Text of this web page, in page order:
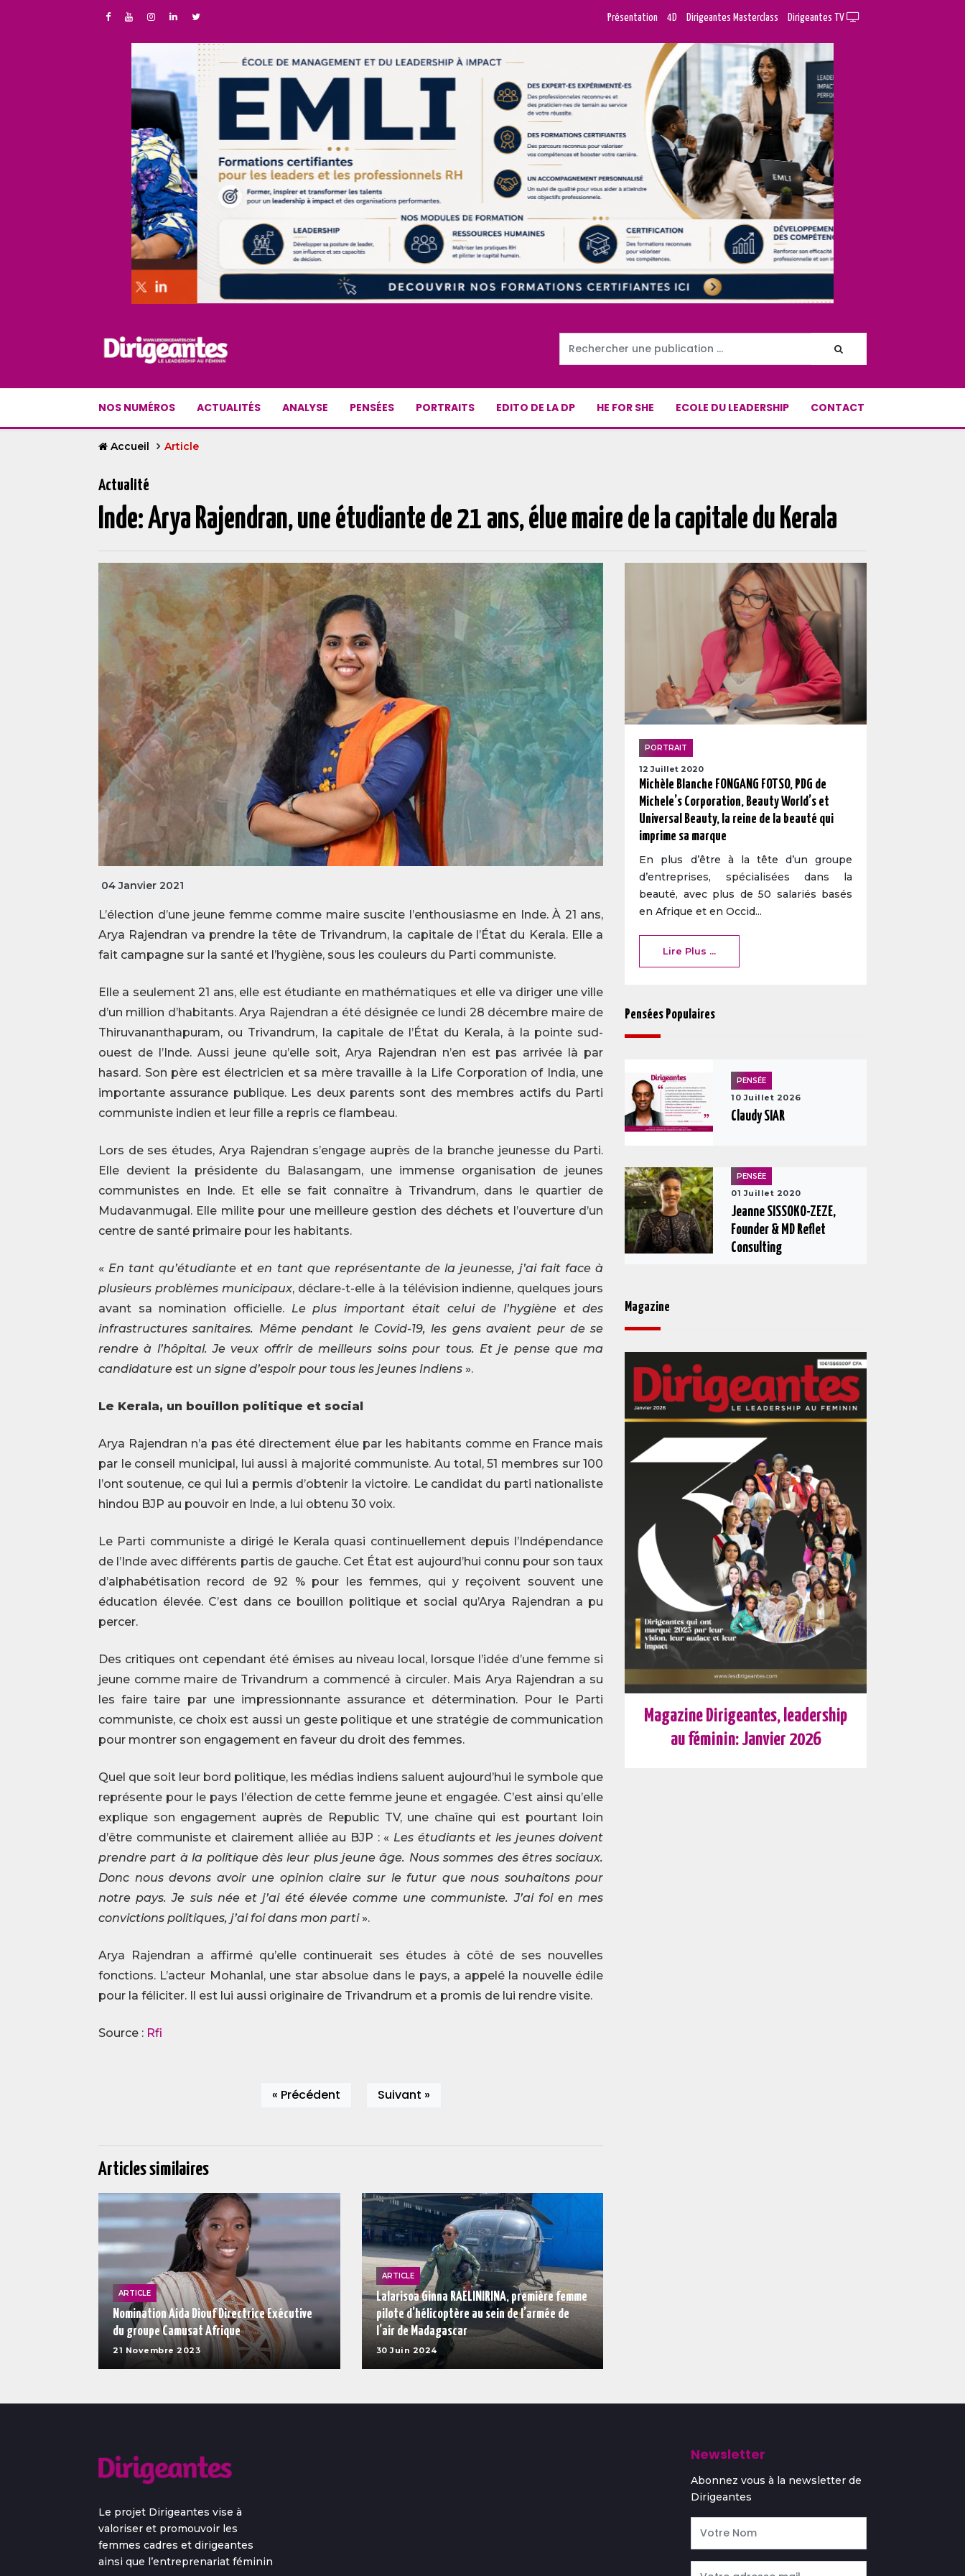
Présentation 4D Dirigeantes Masterclass Dirigeantes TV
NOS NUMÉROS ACTUALITÉS ANALYSE PENSÉES PORTRAITS EDITO DE LA DP HE FOR SHE ECOLE DU LEADERSHIP CONTACT
Accueil Article
Actualité
Inde: Arya Rajendran, une étudiante de 21 ans, élue maire de la capitale du Kerala
04 Janvier 2021
L’élection d’une jeune femme comme maire suscite l’enthousiasme en Inde. À 21 ans,
Arya Rajendran va prendre la tête de Trivandrum, la capitale de l’État du Kerala. Elle a
fait campagne sur la santé et l’hygiène, sous les couleurs du Parti communiste.
Elle a seulement 21 ans, elle est étudiante en mathématiques et elle va diriger une ville
d’un million d’habitants. Arya Rajendran a été désignée ce lundi 28 décembre maire de
Thiruvananthapuram, ou Trivandrum, la capitale de l’État du Kerala, à la pointe sud-
ouest de l’Inde. Aussi jeune qu’elle soit, Arya Rajendran n’en est pas arrivée là par
hasard. Son père est électricien et sa mère travaille à la Life Corporation of India, une
importante assurance publique. Les deux parents sont des membres actifs du Parti
communiste indien et leur fille a repris ce flambeau.
Lors de ses études, Arya Rajendran s’engage auprès de la branche jeunesse du Parti.
Elle devient la présidente du Balasangam, une immense organisation de jeunes
communistes en Inde. Et elle se fait connaître à Trivandrum, dans le quartier de
Mudavanmugal. Elle milite pour une meilleure gestion des déchets et l’ouverture d’un
centre de santé primaire pour les habitants.
« En tant qu’étudiante et en tant que représentante de la jeunesse, j’ai fait face à
plusieurs problèmes municipaux, déclare-t-elle à la télévision indienne, quelques jours
avant sa nomination officielle. Le plus important était celui de l’hygiène et des
infrastructures sanitaires. Même pendant le Covid-19, les gens avaient peur de se
rendre à l’hôpital. Je veux offrir de meilleurs soins pour tous. Et je pense que ma
candidature est un signe d’espoir pour tous les jeunes Indiens ».
Le Kerala, un bouillon politique et social
Arya Rajendran n’a pas été directement élue par les habitants comme en France mais
par le conseil municipal, lui aussi à majorité communiste. Au total, 51 membres sur 100
l’ont soutenue, ce qui lui a permis d’obtenir la victoire. Le candidat du parti nationaliste
hindou BJP au pouvoir en Inde, a lui obtenu 30 voix.
Le Parti communiste a dirigé le Kerala quasi continuellement depuis l’Indépendance
de l’Inde avec différents partis de gauche. Cet État est aujourd’hui connu pour son taux
d’alphabétisation record de 92 % pour les femmes, qui y reçoivent souvent une
éducation élevée. C’est dans ce bouillon politique et social qu’Arya Rajendran a pu
percer.
Des critiques ont cependant été émises au niveau local, lorsque l’idée d’une femme si
jeune comme maire de Trivandrum a commencé à circuler. Mais Arya Rajendran a su
les faire taire par une impressionnante assurance et détermination. Pour le Parti
communiste, ce choix est aussi un geste politique et une stratégie de communication
pour montrer son engagement en faveur du droit des femmes.
Quel que soit leur bord politique, les médias indiens saluent aujourd’hui le symbole que
représente pour le pays l’élection de cette femme jeune et engagée. C’est ainsi qu’elle
explique son engagement auprès de Republic TV, une chaîne qui est pourtant loin
d’être communiste et clairement alliée au BJP : « Les étudiants et les jeunes doivent
prendre part à la politique dès leur plus jeune âge. Nous sommes des êtres sociaux.
Donc nous devons avoir une opinion claire sur le futur que nous souhaitons pour
notre pays. Je suis née et j’ai été élevée comme une communiste. J’ai foi en mes
convictions politiques, j’ai foi dans mon parti».
Arya Rajendran a affirmé qu’elle continuerait ses études à côté de ses nouvelles
fonctions. L’acteur Mohanlal, une star absolue dans le pays, a appelé la nouvelle édile
pour la féliciter. Il est lui aussi originaire de Trivandrum et a promis de lui rendre visite.
Source : Rfi
« Précédent Suivant »
Articles similaires
ARTICLE
Nomination Aida Diouf Directrice Exécutive
du groupe Camusat Afrique
21 Novembre 2023
ARTICLE
Lalarisoa Ginna RAELINIRINA, première femme
pilote d’hélicoptère au sein de l’armée de
l’air de Madagascar
30 Juin 2024
PORTRAIT
12 Juillet 2020
Michèle Blanche FONGANG FOTSO, PDG de
Michele’s Corporation, Beauty World’s et
Universal Beauty, la reine de la beauté qui
imprime sa marque
En plus d’être à la tête d’un groupe
d’entreprises, spécialisées dans la
beauté, avec plus de 50 salariés basés
en Afrique et en Occid...
Lire Plus ...
Pensées Populaires
PENSÉE
10 Juillet 2026
Claudy SIAR
PENSÉE
01 Juillet 2020
Jeanne SISSOKO-ZEZE,
Founder & MD Reflet
Consulting
Magazine
Magazine Dirigeantes, leadership
au féminin: Janvier 2026
Le projet Dirigeantes vise à
valoriser et promouvoir les
femmes cadres et dirigeantes
ainsi que l’entreprenariat féminin
Newsletter
Abonnez vous à la newsletter de
Dirigeantes